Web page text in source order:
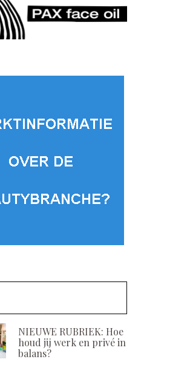
NIEUWE RUBRIEK: Hoe
houd jij werk en privé in
balans?